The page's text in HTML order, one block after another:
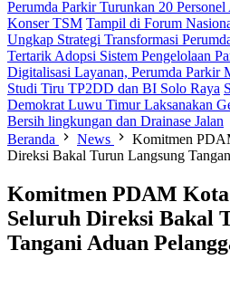
Perumda Parkir Turunkan 20
Konser TSM Tampil di Forum
Ungkap Strategi Transformasi
Tertarik Adopsi Sistem Pengelolaan
Digitalisasi Layanan, Perumda Parkir
Studi Tiru TP2DD dan BI Solo Raya
Demokrat Luwu Timur Laksanakan
Bersih lingkungan dan Drainase Jalan
Beranda
News
Komitmen
Direksi Bakal Turun Langsung
Komitmen PDAM Kota
Seluruh Direksi Bakal
Tangani Aduan